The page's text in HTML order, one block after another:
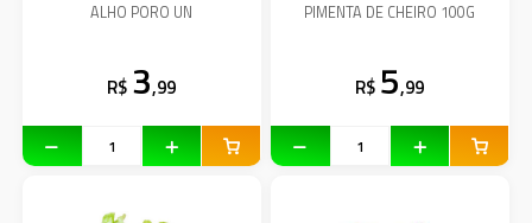
ALHO PORO UN
R$ 3,99
PIMENTA DE CHEIRO 100G
R$ 5,99